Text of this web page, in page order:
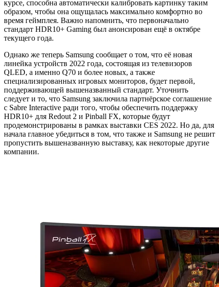
курсе, способна автоматически калибровать картинку таким
образом, чтобы она ощущалась максимально комфортно во
время геймплея. Важно напомнить, что первоначально
стандарт HDR10+ Gaming был анонсирован ещё в октябре
текущего года.
Однако же теперь Samsung сообщает о том, что её новая
линейка устройств 2022 года, состоящая из телевизоров
QLED, а именно Q70 и более новых, а также
специализированных игровых мониторов, будет первой,
поддерживающей вышеназванный стандарт. Уточнить
следует и то, что Samsung заключила партнёрское соглашение
с Sabre Interactive ради того, чтобы обеспечить поддержку
HDR10+ для Redout 2 и Pinball FX, которые будут
продемонстрированы в рамках выставки CES 2022. Но да, для
начала главное убедиться в том, что также и Samsung не решит
пропустить вышеназванную выставку, как некоторые другие
компании.